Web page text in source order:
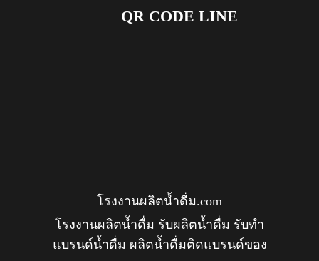
QR CODE LINE
โรงงานผลิตน้ำดื่ม.com
โรงงานผลิตน้ำดื่ม รับผลิตน้ำดื่ม รับทำ
แบรนด์น้ำดื่ม ผลิตน้ำดื่มติดแบรนด์ของ